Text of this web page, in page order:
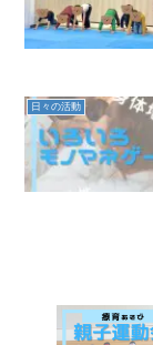
日々の活動